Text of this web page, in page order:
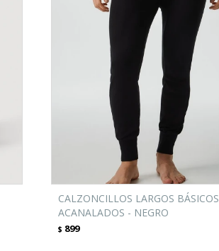
CALZONCILLOS LARGOS BÁSICOS
ACANALADOS - NEGRO
$ 899